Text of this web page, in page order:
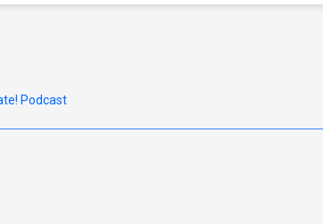
Podcast